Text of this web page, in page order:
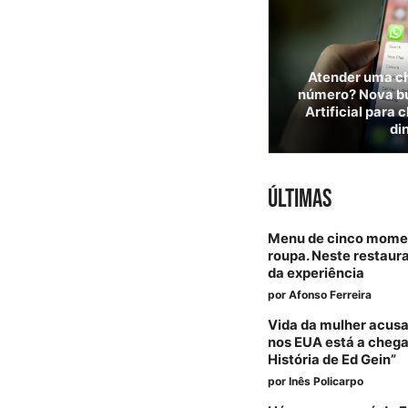
Atender uma
número? Nova
Artificial para
ÚLTIMAS
Menu de cinco
roupa. Neste
da experiência
por Afonso Ferreira
Vida da mulher
nos EUA está a
História de Ed Gein”
por Inês Policarpo